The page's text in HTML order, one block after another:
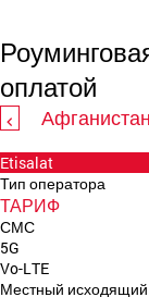
оплатой
Афганистан
Etisalat
Тип оператора
ТАРИФ
СМС
5G
Vo-LTE
Местный исходящий